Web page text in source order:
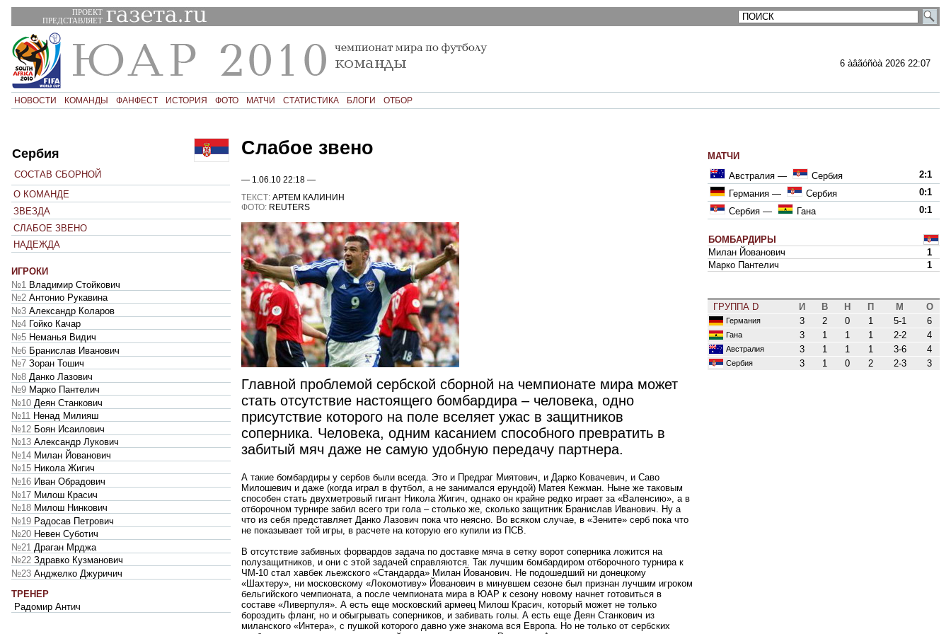
ПРОЕКТ
ПРЕДСТАВЛЯЕТ
6 àâãóñòà 2026 22:07
НОВОСТИ КОМАНДЫ ФАНФЕСТ ИСТОРИЯ ФОТО МАТЧИ СТАТИСТИКА БЛОГИ ОТБОР
Слабое звено
— 1.06.10 22:18 —
ТЕКСТ:АРТЕМ КАЛИНИН
ФОТО:REUTERS
Главной проблемой сербской сборной на чемпионате мира может
стать отсутствие настоящего бомбардира – человека, одно
присутствие которого на поле вселяет ужас в защитников
соперника. Человека, одним касанием способного превратить в
забитый мяч даже не самую удобную передачу партнера.
А такие бомбардиры у сербов были всегда. Это и Предраг Миятович, и Дарко Ковачевич, и Саво
Милошевич и даже (когда играл в футбол, а не занимался ерундой) Матея Кежман. Ныне же таковым
способен стать двухметровый гигант Никола Жигич, однако он крайне редко играет за «Валенсию», а в
отборочном турнире забил всего три гола – столько же, сколько защитник Бранислав Иванович. Ну а
что из себя представляет Данко Лазович пока что неясно. Во всяком случае, в «Зените» серб пока что
не показывает той игры, в расчете на которую его купили из ПСВ.
В отсутствие забивных форвардов задача по доставке мяча в сетку ворот соперника ложится на
полузащитников, и они с этой задачей справляются. Так лучшим бомбардиром отборочного турнира к
ЧМ-10 стал хавбек льежского «Стандарда» Милан Йованович. Не подошедший ни донецкому
«Шахтеру», ни московскому «Локомотиву» Йованович в минувшем сезоне был признан лучшим игроком
бельгийского чемпионата, а после чемпионата мира в ЮАР к сезону новому начнет готовиться в
составе «Ливерпуля». А есть еще московский армеец Милош Красич, который может не только
бороздить фланг, но и обыгрывать соперников, и забивать голы. А есть еще Деян Станкович из
миланского «Интера», с пушкой которого давно уже знакома вся Европа. Но не только от сербских
Сербия
СОСТАВ СБОРНОЙ
О КОМАНДЕ
ЗВЕЗДА
СЛАБОЕ ЗВЕНО
НАДЕЖДА
ИГРОКИ
№1 Владимир Стойкович
№2 Антонио Рукавина
№3 Александр Коларов
№4 Гойко Качар
№5 Неманья Видич
№6 Бранислав Иванович
№7 Зоран Тошич
№8 Данко Лазович
№9 Марко Пантелич
№10 Деян Станкович
№11 Ненад Милияш
№12 Боян Исаилович
№13 Александр Лукович
№14 Милан Йованович
№15 Никола Жигич
№16 Иван Обрадович
№17 Милош Красич
№18 Милош Нинкович
№19 Радосав Петрович
№20 Невен Суботич
№21 Драган Мрджа
№22 Здравко Кузманович
№23 Анджелко Джуричич
ТРЕНЕР
Радомир Антич
МАТЧИ
Австралия — Сербия
2:1
Германия — Сербия
0:1
Сербия — Гана 0:1
БОМБАРДИРЫ
Милан Йованович
1
Марко Пантелич
1
ГРУППА D И В Н П М О
Германия 3 2 0 1 5-1 6
Гана 3 1 1 1 2-2 4
Австралия 3 1 1 1 3-6 4
Сербия 3 1 0 2 2-3 3